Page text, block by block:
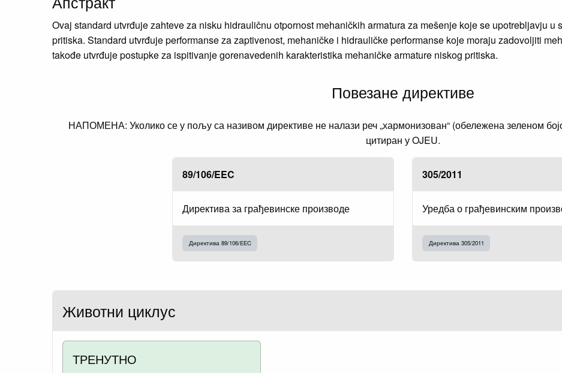
Ovaj standard utvrđuje zahteve za nisku hidrauličnu otpornost mehaničkih armatura za mešenje koje se upotrebljavju u
pritiska. Standard utvrđuje performanse za zaptivenost, mehaničke i hidrauličke performanse koje moraju zadovoljiti
takođe utvrđuje postupke za ispitivanje gorenavedenih karakteristika mehaničke armature niskog pritiska.
Повезане директиве
НАПОМЕНА: Уколико се у пољу са називом директиве не налази реч „хармонизован“ (обележена зеленом
цитиран у OJEU.
89/106/EEC
Директива за грађевинске производе
Директива 89/106/EEC
305/2011
Уредба о грађевинским
Директива 305/2011
Животни циклус
ТРЕНУТНО